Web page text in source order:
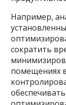
Например,
сократить
помещениях